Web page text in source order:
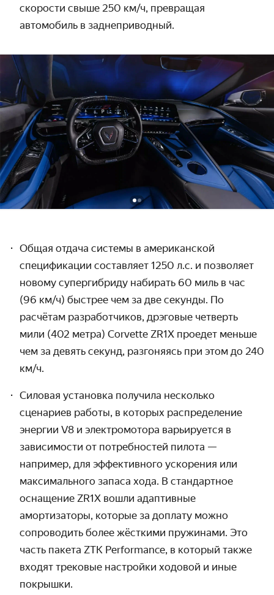
скорости свыше 250 км/ч, превращая
автомобиль в заднеприводный.
Общая отдача системы в американской
спецификации составляет 1250 л.с. и позволяет
новому супергибриду набирать 60 миль в час
(96 км/ч) быстрее чем за две секунды. По
расчётам разработчиков, дрэговые четверть
мили (402 метра) Corvette ZR1X проедет меньше
чем за девять секунд, разгоняясь при этом до 240
км/ч.
Силовая установка получила несколько
сценариев работы, в которых распределение
энергии V8 и электромотора варьируется в
зависимости от потребностей пилота —
например, для эффективного ускорения или
максимального запаса хода. В стандартное
оснащение ZR1X вошли адаптивные
амортизаторы, которые за доплату можно
сопроводить более жёсткими пружинами. Это
часть пакета ZTK Performance, в который также
входят трековые настройки ходовой и иные
покрышки.